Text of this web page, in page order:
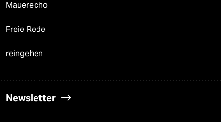
Mauerecho
Freie Rede
reingehen
Newsletter